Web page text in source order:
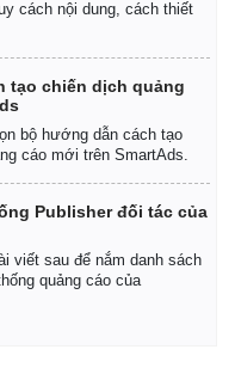
cách nội dung, cách thiết
tạo chiến dịch quảng
bộ hướng dẫn cách tạo
cáo mới trên SmartAds.
Publisher đối tác của
viết sau để nắm danh sách
quảng cáo của